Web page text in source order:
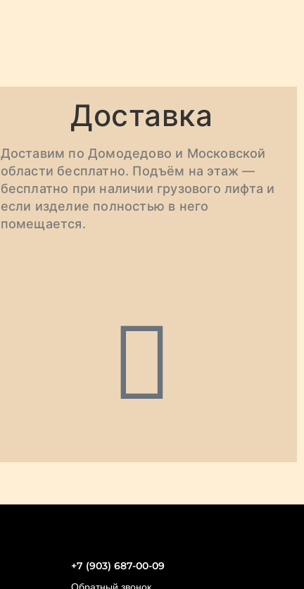
Доставка
Доставим по Домодедово и Московской
области бесплатно. Подъём на этаж —
бесплатно при наличии грузового лифта и
если изделие полностью в него
помещается.
+7 (903) 687-00-09